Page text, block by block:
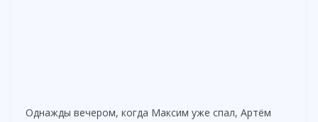
Однажды вечером, когда Максим уже спал, Артём